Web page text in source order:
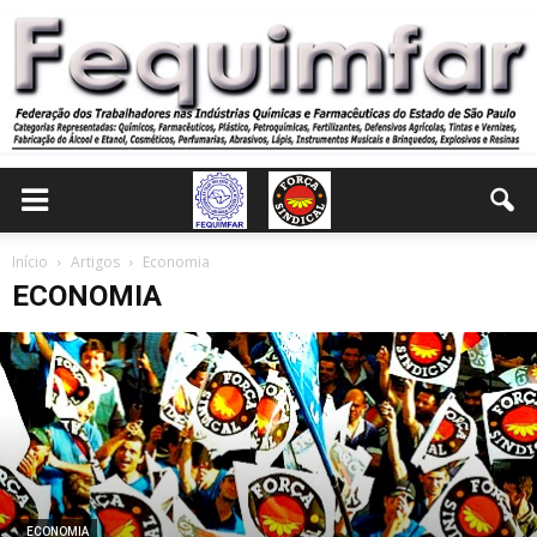
Início Artigos Economia
ECONOMIA
ECONOMIA